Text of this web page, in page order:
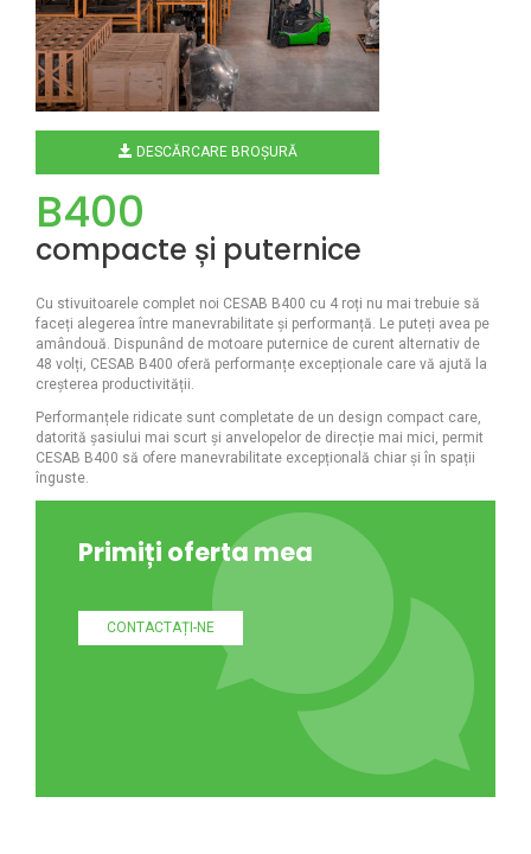
DESCĂRCARE BROȘURĂ
B400
compacte și puternice
Cu stivuitoarele complet noi CESAB B400 cu 4 roți nu mai trebuie să
faceți alegerea între manevrabilitate și performanță. Le puteți avea pe
amândouă. Dispunând de motoare puternice de curent alternativ de
48 volți, CESAB B400 oferă performanțe excepționale care vă ajută la
creșterea productivității.
Performanțele ridicate sunt completate de un design compact care,
datorită șasiului mai scurt și anvelopelor de direcție mai mici, permit
CESAB B400 să ofere manevrabilitate excepțională chiar și în spații
înguste.
Primiți oferta mea
CONTACTAȚI-NE